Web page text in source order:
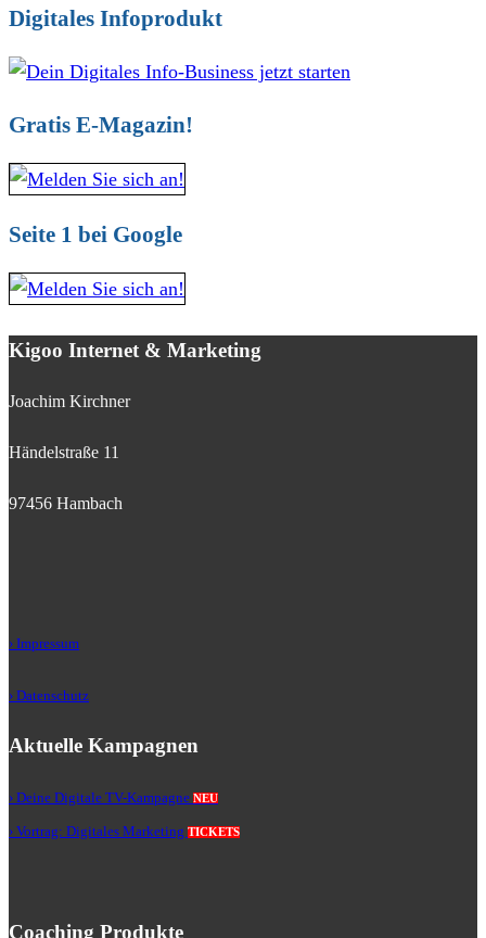
Digitales Infoprodukt
Gratis E-Magazin!
Seite 1 bei Google
Kigoo Internet & Marketing
Joachim Kirchner
Händelstraße 11
97456 Hambach
› Impressum
› Datenschutz
Aktuelle Kampagnen
› Deine Digitale TV-Kampagne NEU
› Vortrag: Digitales Marketing TICKETS
Coaching Produkte